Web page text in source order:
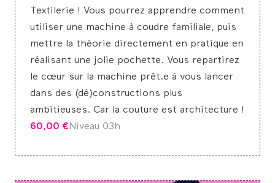
Textilerie ! Vous pourrez apprendre comment
utiliser une machine à coudre familiale, puis
mettre la théorie directement en pratique en
réalisant une jolie pochette. Vous repartirez
le cœur sur la machine prêt.e à vous lancer
dans des (dé)constructions plus
ambitieuses. Car la couture est architecture !
60,00 €Niveau 03h